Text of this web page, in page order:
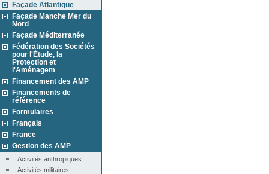
Façade Atlantique
Façade Manche Mer du
Nord
Façade Méditerranée
Fédération des Sociétés
pour l'Étude, la
Protection et
l'Aménagem
Financement des AMP
Financements de
référence
Formulaires
Français
France
Gestion des AMP
Activités anthropiques
Activités militaires